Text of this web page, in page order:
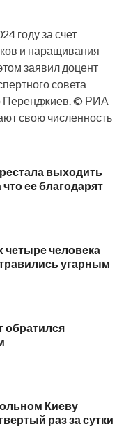
году за счет
и наращивания
заявил доцент
совета
Перенджиев. © РИА
свою численность
выходить
что ее благодарят
человека
угарным
обратился
Киеву
раз за сутки